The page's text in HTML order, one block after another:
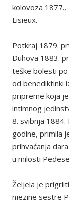
kolovoza
Lisieux.
Potkraj 1879.
Duhova 1883.
teške bolesti
od benediktinki
pripreme koja
intimnog
8. svibnja 1884.
godine, primila
prihvaćanja
u milosti
Željela je
njezine sestre